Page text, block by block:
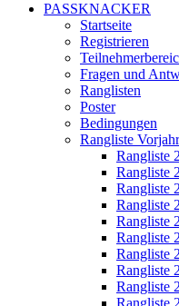
PASSKNACKER
Startseite
Registrieren
Fragen und
Ranglisten
Poster
Bedingungen
Rangliste
Rangliste
Rangliste
Rangliste
Rangliste
Rangliste
Rangliste
Rangliste
Rangliste
Rangliste